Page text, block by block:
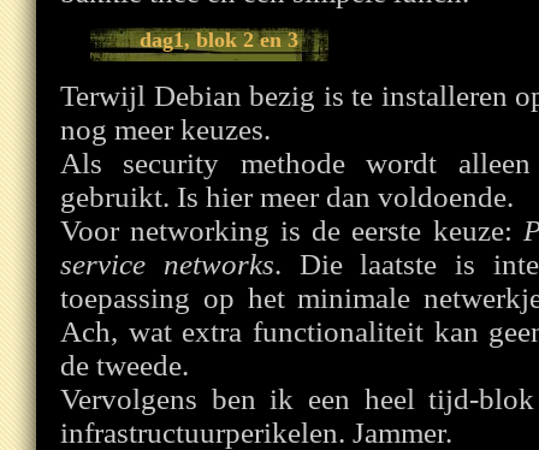
dag1, blok 2 en 3
Terwijl Debian bezig is te installeren
nog meer keuzes.
Als security methode wordt
gebruikt. Is hier meer dan voldoende.
Voor networking is de eerste keuze:
service networks. Die laatste is
toepassing op het minimale
Ach, wat extra functionaliteit kan
de tweede.
Vervolgens ben ik een heel tijd-
infrastructuurperikelen. Jammer.